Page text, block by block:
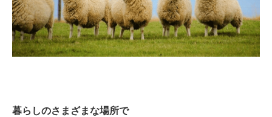
暮らしのさまざまな場所で